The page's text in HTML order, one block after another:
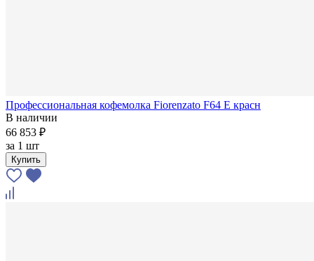
Профессиональная кофемолка Fiorenzato F64 E красн
В наличии
66 853 ₽
за 1 шт
Купить